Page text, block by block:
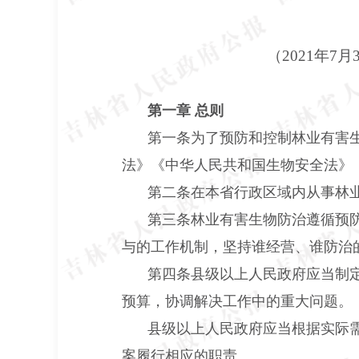
（2021年7月
第一章 总则
第一条为了预防和控制林业有害
法》《中华人民共和国生物安全法
第二条在本省行政区域内从事林
第三条林业有害生物防治遵循预
与的工作机制，坚持谁经营、谁防治
第四条县级以上人民政府应当制
预算，协调解决工作中的重大问题。
县级以上人民政府应当根据实际